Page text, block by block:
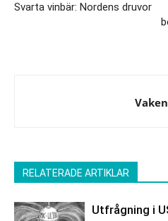
Svarta vinbär: Nordens druvor
RELATERADE ARTIKLAR
Utfrågning i